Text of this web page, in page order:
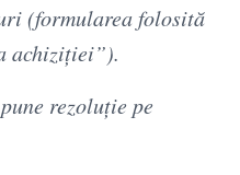
(formularea folosită
achiziției”).
rezoluție pe